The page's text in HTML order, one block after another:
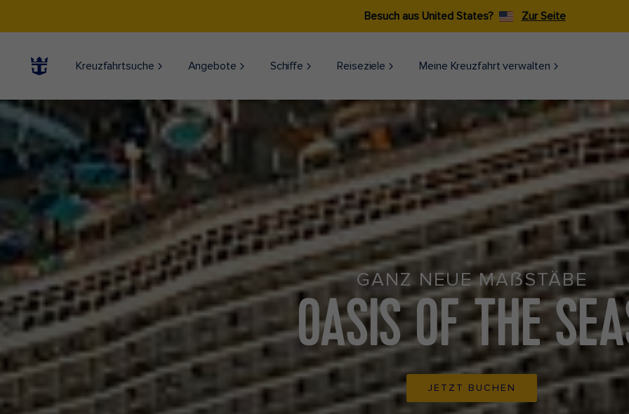
Besuch aus United States? Zur Seite
Kreuzfahrtsuche Angebote Schiffe Reiseziele​ Meine Kreuzfahrt verwalten
GANZ NEUE MAẞSTÄBE
OASIS OF THE
JETZT BUCHEN